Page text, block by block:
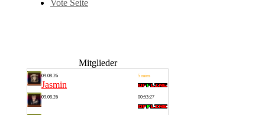
Vote Seite
Mitglieder
09.08.26
Jasmin
5 mins
09.08.26 00:53:27